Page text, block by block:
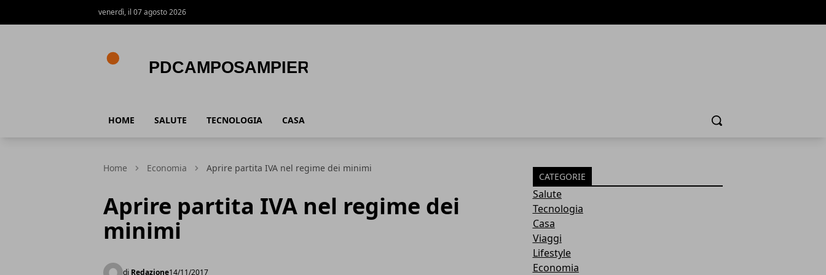
venerdì, il 07 agosto 2026
HOME SALUTE TECNOLOGIA CASA Cerca
Home Economia Aprire partita IVA nel regime dei minimi
Aprire partita IVA nel regime dei
minimi
di Redazione14/11/2017
CATEGORIE
Salute
Tecnologia
Casa
Viaggi
Lifestyle
Economia